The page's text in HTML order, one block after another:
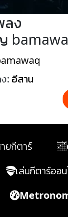
ลง
: อีสาน
ยกีตาร์
เล่นกีตาร์ออ